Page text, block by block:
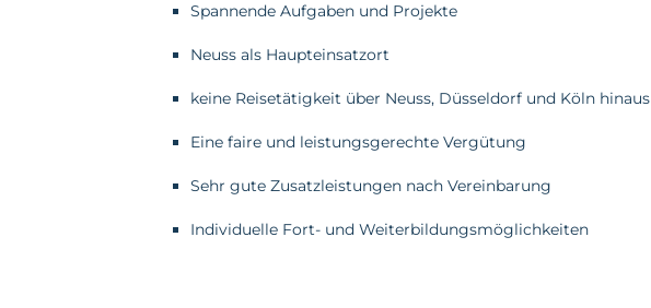
Spannende Aufgaben und Projekte
Neuss als Haupteinsatzort
keine Reisetätigkeit über Neuss, Düsseldorf und Köln hinaus
Eine faire und leistungsgerechte Vergütung
Sehr gute Zusatzleistungen nach Vereinbarung
Individuelle Fort- und Weiterbildungsmöglichkeiten